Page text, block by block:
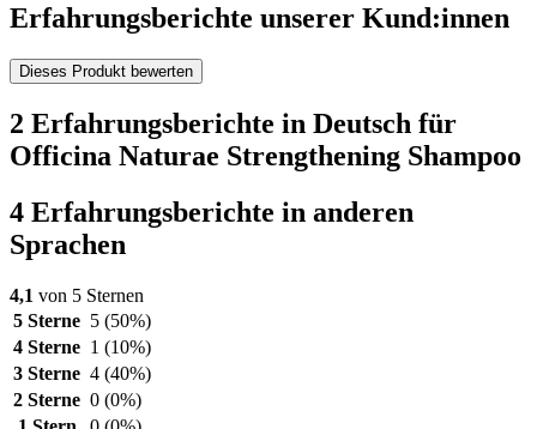
Erfahrungsberichte unserer Kund:innen
Dieses Produkt bewerten
2 Erfahrungsberichte in Deutsch für
Officina Naturae Strengthening Shampoo
4 Erfahrungsberichte in anderen
Sprachen
4,1 von 5 Sternen
5 Sterne 5 (50%)
4 Sterne 1 (10%)
3 Sterne 4 (40%)
2 Sterne 0 (0%)